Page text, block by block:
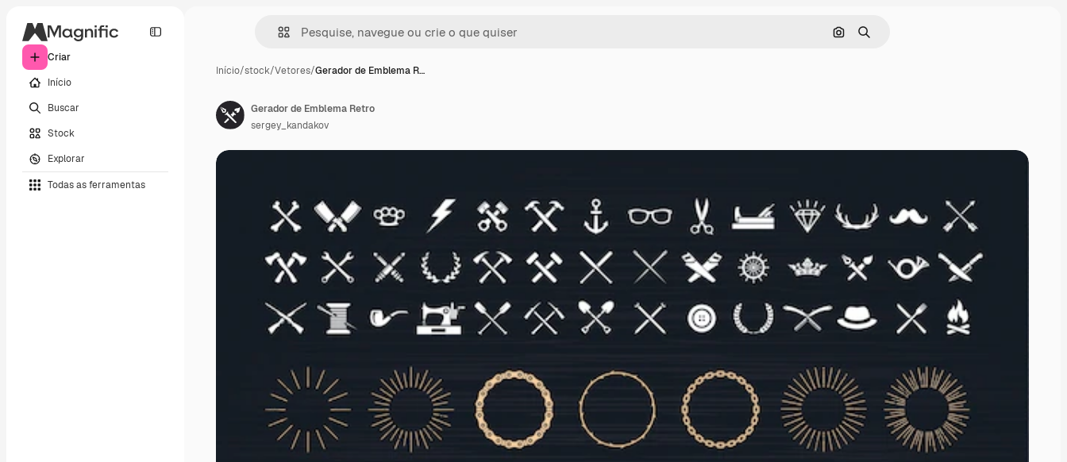
Criar
Início
Buscar
Stock
Explorar
Todas as ferramentas
Pesquisar por imagem
Buscar
Início/stock/Vetores/Gerador de Emblema R…
Gerador de Emblema Retro
sergey_kandakov